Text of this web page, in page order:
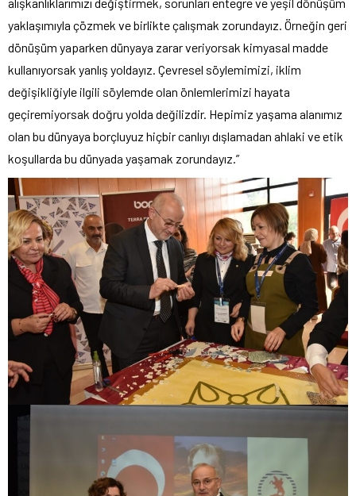
alışkanlıklarımızı değiştirmek, sorunları entegre ve yeşil dönüşüm
yaklaşımıyla çözmek ve birlikte çalışmak zorundayız. Örneğin geri
dönüşüm yaparken dünyaya zarar veriyorsak kimyasal madde
kullanıyorsak yanlış yoldayız. Çevresel söylemimizi, iklim
değişikliğiyle ilgili söylemde olan önlemlerimizi hayata
geçiremiyorsak doğru yolda değilizdir. Hepimiz yaşama alanımız
olan bu dünyaya borçluyuz hiçbir canlıyı dışlamadan ahlaki ve etik
koşullarda bu dünyada yaşamak zorundayız.”